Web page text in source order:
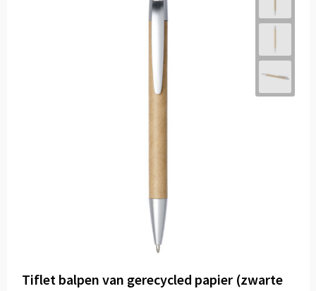
Tiflet balpen van gerecycled papier (zwarte